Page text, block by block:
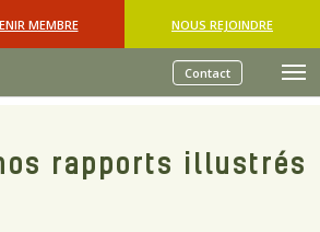
MEMBRE NOUS REJOINDRE
Contact
rapports illustrés